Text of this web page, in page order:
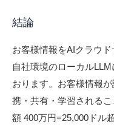
結論
お客様情報をAIクラウド
自社環境のローカル
おります。お客様情報
携・共有・学習される
額 400万円=25,000ドル超